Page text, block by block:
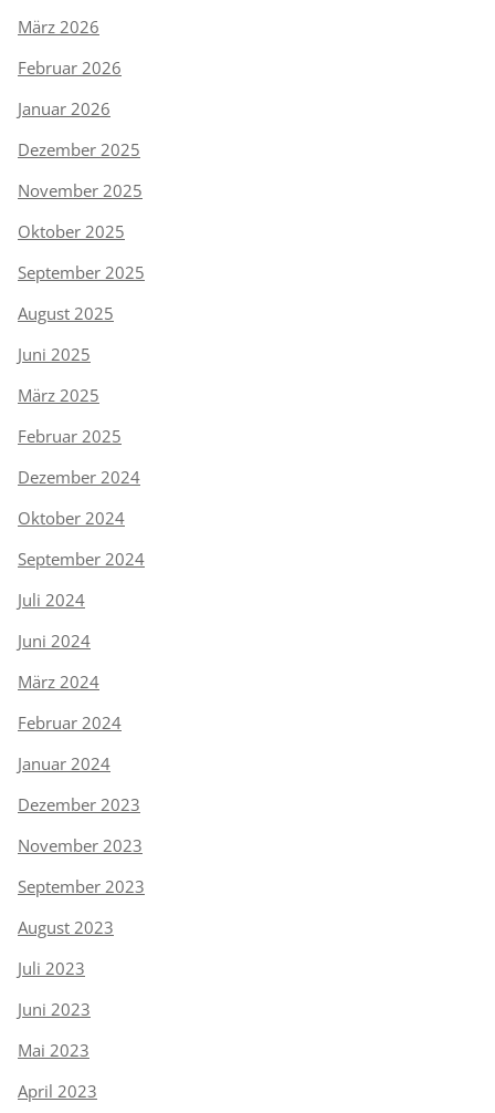
März 2026
Februar 2026
Januar 2026
Dezember 2025
November 2025
Oktober 2025
September 2025
August 2025
Juni 2025
März 2025
Februar 2025
Dezember 2024
Oktober 2024
September 2024
Juli 2024
Juni 2024
März 2024
Februar 2024
Januar 2024
Dezember 2023
November 2023
September 2023
August 2023
Juli 2023
Juni 2023
Mai 2023
April 2023